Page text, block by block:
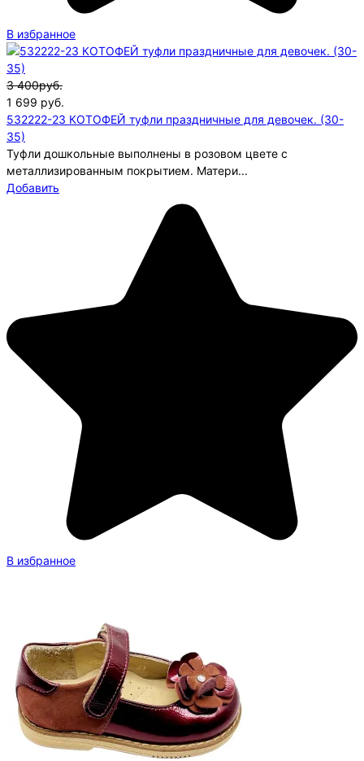
В избранное
3 400руб.
1 699 руб.
532222-23 КОТОФЕЙ туфли праздничные для девочек. (30-
35)
Туфли дошкольные выполнены в розовом цвете с
металлизированным покрытием. Матери...
Добавить
В избранное